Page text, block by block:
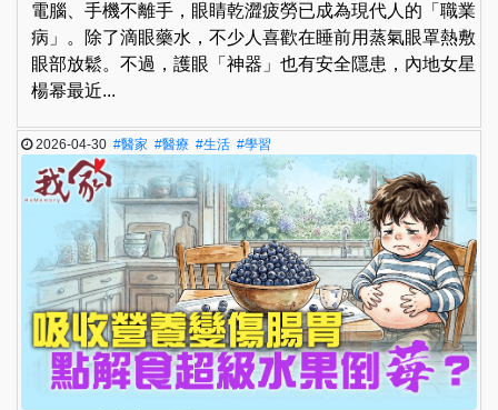
電腦、手機不離手，眼睛乾澀疲勞已成為現代人的「職業
病」。除了滴眼藥水，不少人喜歡在睡前用蒸氣眼罩熱敷
眼部放鬆。不過，護眼「神器」也有安全隱患，內地女星
楊幂最近...
2026-04-30#醫家 #醫療 #生活 #學習